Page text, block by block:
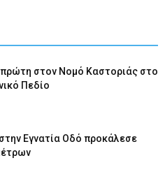
στον Νομό Καστοριάς στο
Πεδίο
Εγνατία Οδό προκάλεσε